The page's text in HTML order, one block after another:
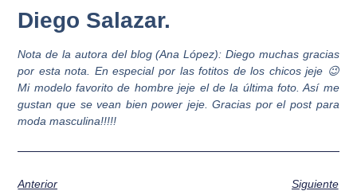
Diego Salazar.
Nota de la autora del blog (Ana López): Diego muchas gracias
por esta nota. En especial por las fotitos de los chicos jeje 😉
Mi modelo favorito de hombre jeje el de la última foto. Así me
gustan que se vean bien power jeje. Gracias por el post para
moda masculina!!!!!
Anterior Siguiente